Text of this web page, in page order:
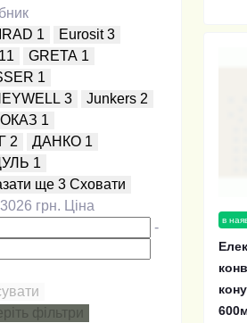
1 Eurosit 3
11 GRETA 1
1
3 Junkers 2
1
2 ДАНКО 1
1
ще 3 Сховати
3026 грн. Ціна
-
фільтри
в